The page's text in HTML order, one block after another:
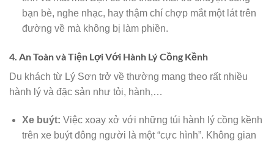
bạn bè, nghe nhạc, hay thậm chí chợp mắt một lát trên
đường về mà không bị làm phiền.
4. An Toàn và Tiện Lợi Với Hành Lý Cồng Kềnh
Du khách từ Lý Sơn trở về thường mang theo rất nhiều
hành lý và đặc sản như tỏi, hành,…
Xe buýt: Việc xoay xở với những túi hành lý cồng kềnh
trên xe buýt đông người là một “cực hình”. Không gian